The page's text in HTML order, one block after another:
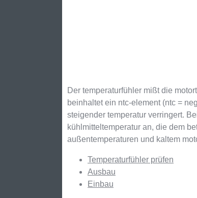
Der temperaturfühler mißt die
beinhaltet ein ntc-element (ntc =
steigender temperatur verringert.
kühlmitteltemperatur an, die dem
außentemperaturen und kaltem
Temperaturfühler prüfen
Ausbau
Einbau